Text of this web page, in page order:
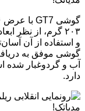
۲۰۳ گرم، از
و استفاده از آن
آب و گردوغبار شده
دارد.